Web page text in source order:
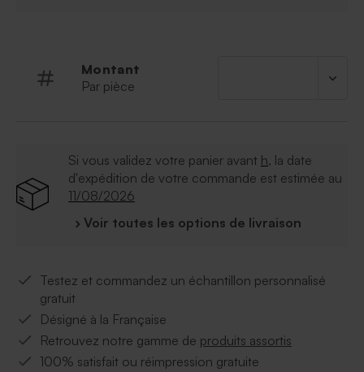
Montant
Par pièce
Si vous validez votre panier avant h, la date
d'expédition de votre commande est estimée au
11/08/2026
› Voir toutes les options de livraison
Testez et commandez un échantillon personnalisé
gratuit
Désigné à la Française
Retrouvez notre gamme de produits assortis
100% satisfait ou réimpression gratuite